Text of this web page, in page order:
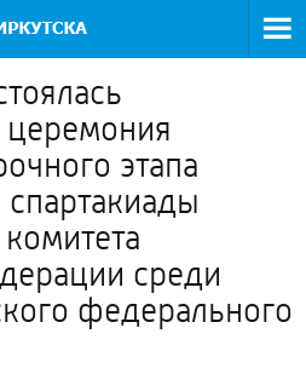
церемония
этапа
среди
федерального